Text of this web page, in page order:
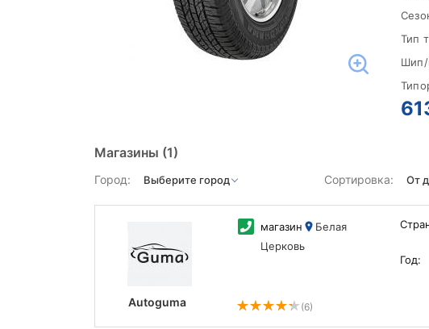
Тип
Магазины (1)
Город: Сортировка:
Autoguma
магазин
Белая
Церковь
(6)
Год: